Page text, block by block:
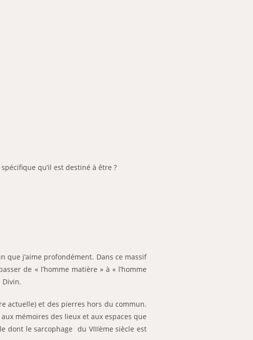
qu’il est destiné à être ?
j’aime profondément. Dans ce massif
de « l’homme matière » à « l’homme
Divin.
actuelle) et des pierres hors du commun.
mémoires des lieux et aux espaces que
dont le sarcophage du VIIIème siècle est